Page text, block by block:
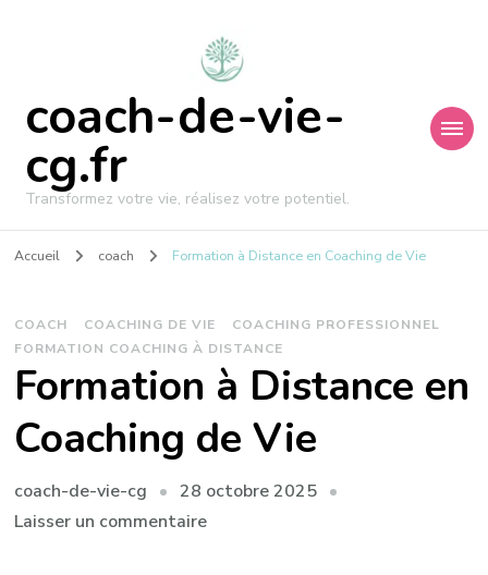
coach-de-vie-
cg.fr
Transformez votre vie, réalisez votre potentiel.
Accueil coach Formation à Distance en Coaching de Vie
COACH COACHING DE VIE
COACHING PROFESSIONNEL
FORMATION COACHING À DISTANCE
Formation à Distance en
Coaching de Vie
coach-de-vie-cg
28 octobre 2025
Laisser un commentairesur